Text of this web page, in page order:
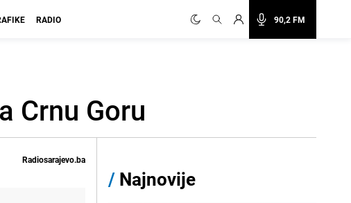
90,2 FM
RADIO
Crnu Goru
Radiosarajevo.ba
/ Najnovije